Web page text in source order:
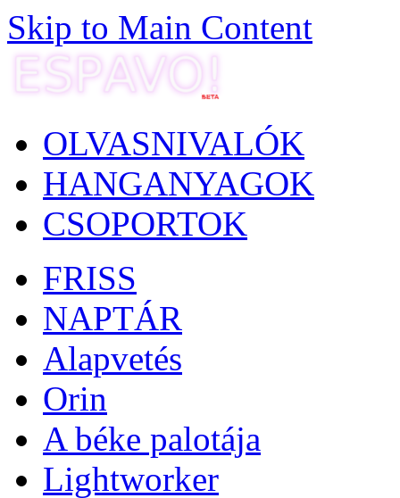
Skip to Main Content
OLVASNIVALÓK
HANGANYAGOK
CSOPORTOK
FRISS
NAPTÁR
Alapvetés
Orin
A béke palotája
Lightworker